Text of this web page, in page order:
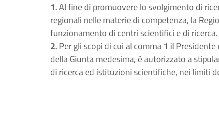
1.Al fine di promuovere lo svolgimento di
regionali nelle materie di competenza, la
funzionamento di centri scientifici e di ricerca.
2.Per gli scopi di cui al comma 1 il
della Giunta medesima, è autorizzato a
di ricerca ed istituzioni scientifiche, nei limiti